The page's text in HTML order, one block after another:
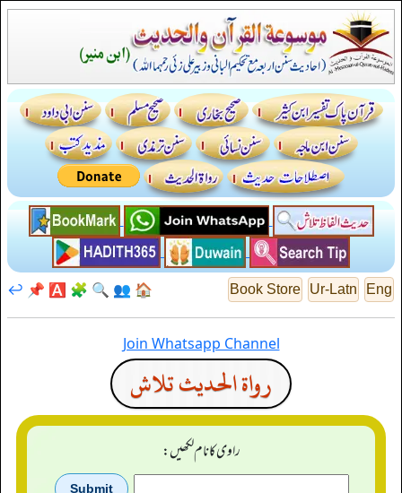
Eng
Ur-Latn
Book Store
🏠
👥
🔍
🧩
🅰️
📌
↩️
Join Whatsapp Channel
رواة الحديث تلاش
راوی کا نام لکھیں: